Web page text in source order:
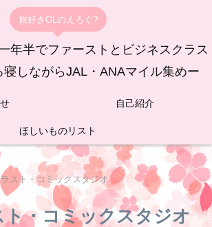
旅好きOLのえろぐ?
年半でファーストとビジネスクラス
しながらJAL・ANAマイル集めー
自己紹介
ほしいものリスト
スト・コミックスタジオ
ト・コミックスタジオ